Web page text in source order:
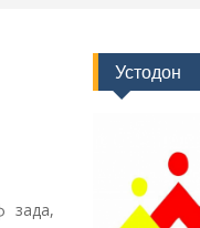
зада,
Устодон